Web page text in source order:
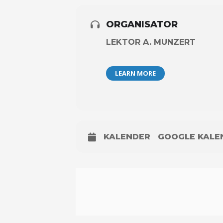
ORGANISATOR
LEKTOR A. MUNZERT
LEARN MORE
KALENDER GOOGLE